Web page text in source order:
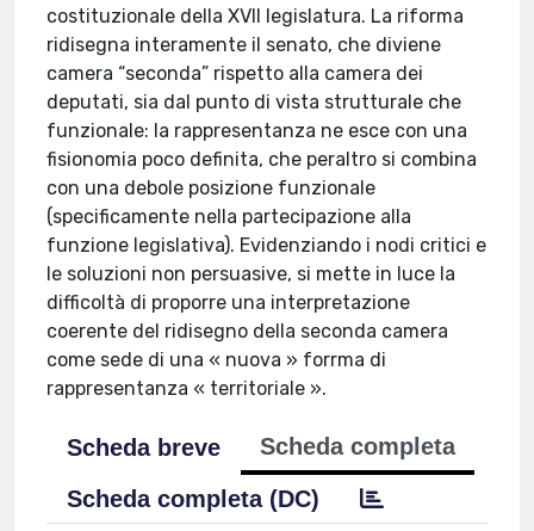
costituzionale della XVII legislatura. La riforma
ridisegna interamente il senato, che diviene
camera “seconda” rispetto alla camera dei
deputati, sia dal punto di vista strutturale che
funzionale: la rappresentanza ne esce con una
fisionomia poco definita, che peraltro si combina
con una debole posizione funzionale
(specificamente nella partecipazione alla
funzione legislativa). Evidenziando i nodi critici e
le soluzioni non persuasive, si mette in luce la
difficoltà di proporre una interpretazione
coerente del ridisegno della seconda camera
come sede di una « nuova » forrma di
rappresentanza « territoriale ».
Scheda breve
Scheda completa
Scheda completa (DC)